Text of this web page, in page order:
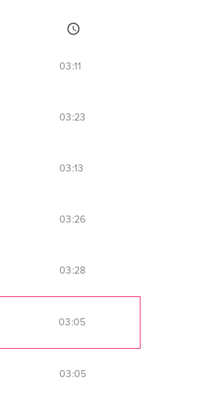
03:11
03:23
03:13
03:26
03:28
03:05
03:05